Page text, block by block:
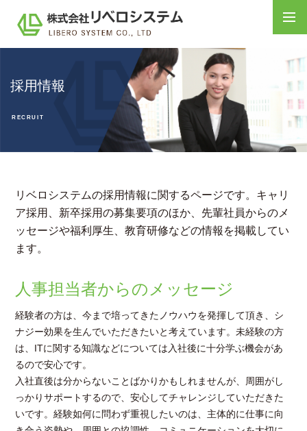
採用情報
RECRUIT
リベロシステムの採用情報に関するページです。キャリ
ア採用、新卒採用の募集要項のほか、先輩社員からのメ
ッセージや福利厚生、教育研修などの情報を掲載してい
ます。
人事担当者からのメッセージ
経験者の方は、今まで培ってきたノウハウを発揮して頂き、シ
ナジー効果を生んでいただきたいと考えています。未経験の方
は、ITに関する知識などについては入社後に十分学ぶ機会があ
るので安心です。
入社直後は分からないことばかりかもしれませんが、周囲がし
っかりサポートするので、安心してチャレンジしていただきた
いです。経験如何に問わず重視したいのは、主体的に仕事に向